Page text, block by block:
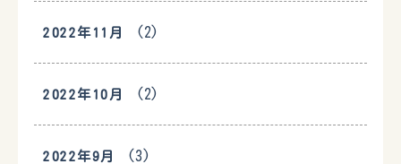
2022年11月 (2)
2022年10月 (2)
2022年9月 (3)